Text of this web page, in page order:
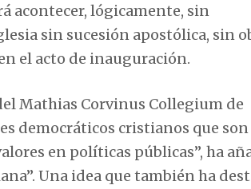
acontecer, lógicamente, sin
sin sucesión apostólica, sin
el acto de inauguración.
Mathias Corvinus Collegium de
democráticos cristianos que
en políticas públicas”, ha
Una idea que también ha